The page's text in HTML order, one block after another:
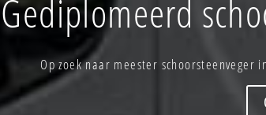
Gediplomeerd
Op zoek naar meester schoorsteenveger